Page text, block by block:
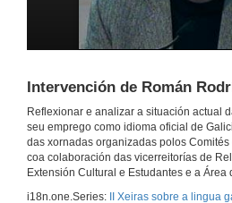
Intervención de Román
Reflexionar e analizar a situación actual
seu emprego como idioma oficial de
das xornadas organizadas polos
coa colaboración das vicerreitorías de
Extensión Cultural e Estudantes e a
i18n.one.Series:
II Xeiras sobre a lingua
11 de mar. de
Quenda de